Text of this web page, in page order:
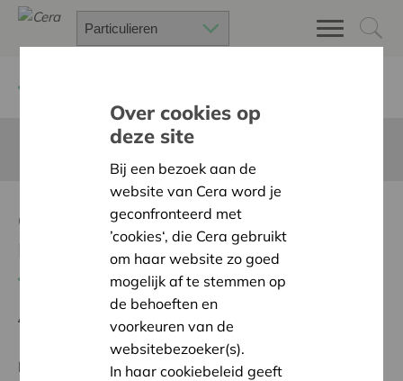
aankoop extra
muziekstaanders
Terug naar overzicht
Ambitie: Warme en zorgzame buurten voor iedereen
Regionaal Project
Over cookies op
deze site
Bij een bezoek aan de
website van Cera word je
geconfronteerd met
’cookies‘, die Cera gebruikt
om haar website zo goed
mogelijk af te stemmen op
de behoeften en
voorkeuren van de
websitebezoeker(s).
In haar cookiebeleid geeft